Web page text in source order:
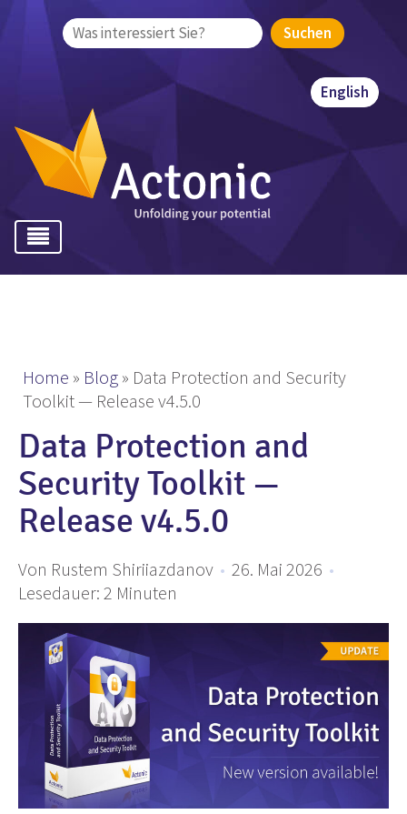
English
Suchen
Home » Blog » Data Protection and Security
Toolkit — Release v4.5.0
Data Protection and
Security Toolkit —
Release v4.5.0
Von Rustem Shiriiazdanov • 26. Mai 2026 •
Lesedauer: 2 Minuten